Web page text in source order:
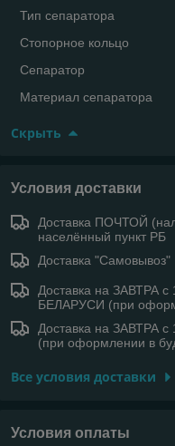
Тип сепаратора
Стопорное кольцо
Сепаратор
Материал сепаратора
Скрыть
Условия доставки
Доставка ПОЧТОЙ
населённый пункт РБ
Доставка "Самовывоз"
Доставка на ЗАВТРА с
БЕЛАРУСИ (при
Доставка на ЗАВТРА
(при оформлении в
Все условия доставки
Условия оплаты